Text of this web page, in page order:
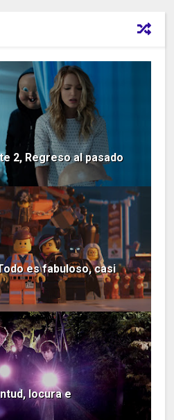
2, Regreso al pasado
es fabuloso, casi
locura e